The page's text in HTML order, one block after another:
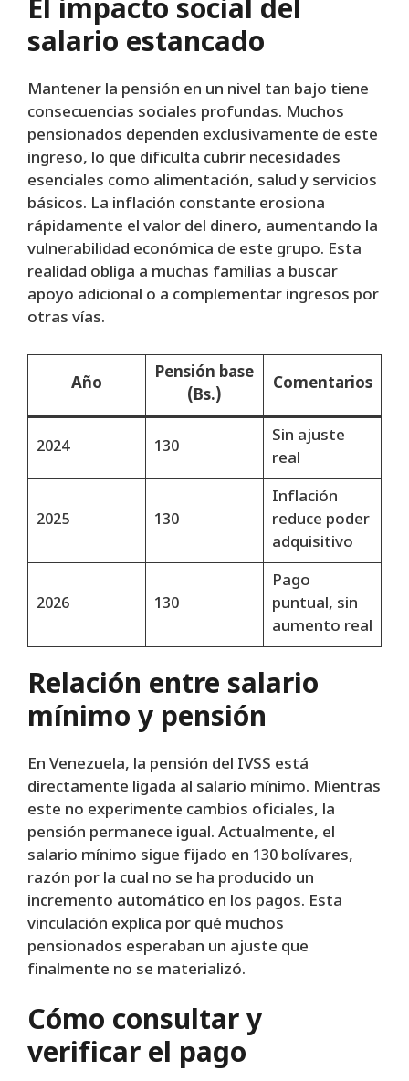
El impacto social del
salario estancado
Mantener la pensión en un nivel tan bajo tiene
consecuencias sociales profundas. Muchos
pensionados dependen exclusivamente de este
ingreso, lo que dificulta cubrir necesidades
esenciales como alimentación, salud y servicios
básicos. La inflación constante erosiona
rápidamente el valor del dinero, aumentando la
vulnerabilidad económica de este grupo. Esta
realidad obliga a muchas familias a buscar
apoyo adicional o a complementar ingresos por
otras vías.
Año
Pensión base
(Bs.)
Comentarios
2024 130
Sin ajuste
real
2025 130
Inflación
reduce poder
adquisitivo
2026 130
Pago
puntual, sin
aumento real
Relación entre salario
mínimo y pensión
En Venezuela, la pensión del IVSS está
directamente ligada al salario mínimo. Mientras
este no experimente cambios oficiales, la
pensión permanece igual. Actualmente, el
salario mínimo sigue fijado en 130 bolívares,
razón por la cual no se ha producido un
incremento automático en los pagos. Esta
vinculación explica por qué muchos
pensionados esperaban un ajuste que
finalmente no se materializó.
Cómo consultar y
verificar el pago